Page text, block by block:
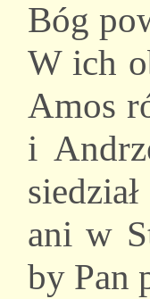
Bóg
W ich
Amos
i
ani w
by Pan